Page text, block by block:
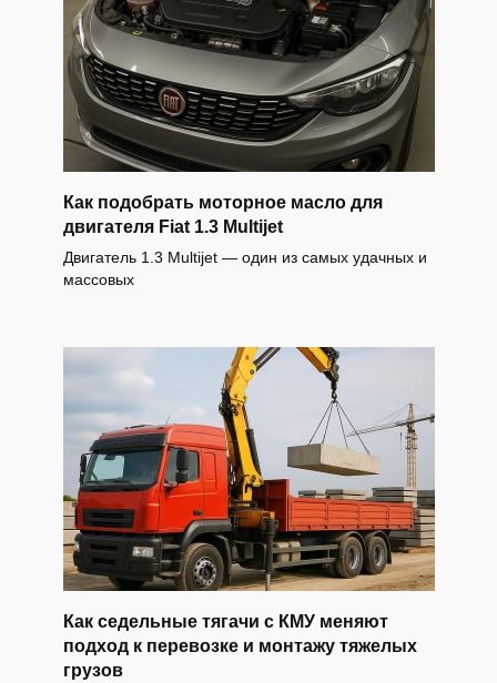
Как подобрать моторное масло для
двигателя Fiat 1.3 Multijet
Двигатель 1.3 Multijet — один из самых удачных и
массовых
Как седельные тягачи с КМУ меняют
подход к перевозке и монтажу тяжелых
грузов